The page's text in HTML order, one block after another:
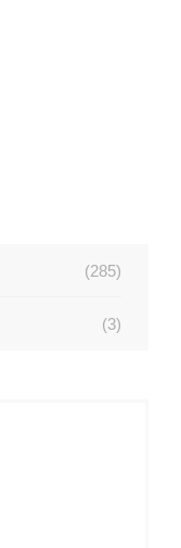
(285)
(3)